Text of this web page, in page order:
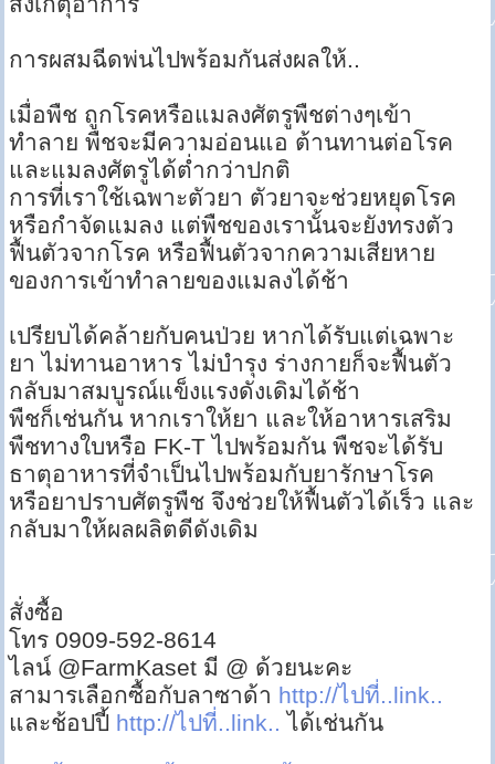
การผสมฉีดพ่นไปพร้อมกันส่งผลให้..
เมื่อพืช ถูกโรคหรือแมลงศัตรูพืชต่างๆเข้า
ทำลาย พืชจะมีความอ่อนแอ ต้านทานต่อโรค
และแมลงศัตรูได้ต่ำกว่าปกติ
การที่เราใช้เฉพาะตัวยา ตัวยาจะช่วยหยุดโรค
หรือกำจัดแมลง แต่พืชของเรานั้นจะยังทรงตัว
ฟื้นตัวจากโรค หรือฟื้นตัวจากความเสียหาย
ของการเข้าทำลายของแมลงได้ช้า
เปรียบได้คล้ายกับคนป่วย หากได้รับแต่เฉพาะ
ยา ไม่ทานอาหาร ไม่บำรุง ร่างกายก็จะฟื้นตัว
กลับมาสมบูรณ์แข็งแรงดังเดิมได้ช้า
พืชก็เช่นกัน หากเราให้ยา และให้อาหารเสริม
พืชทางใบหรือ FK-T ไปพร้อมกัน พืชจะได้รับ
ธาตุอาหารที่จำเป็นไปพร้อมกับยารักษาโรค
หรือยาปราบศัตรูพืช จึงช่วยให้ฟื้นตัวได้เร็ว และ
กลับมาให้ผลผลิตดีดังเดิม
สั่งซื้อ
โทร 0909-592-8614
ไลน์ @FarmKaset มี @ ด้วยนะคะ
สามารเลือกซื้อกับลาซาด้า http://ไปที่..link..
และช้อปปี้ http://ไปที่..link.. ได้เช่นกัน